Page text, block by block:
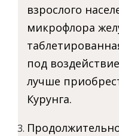
взрослого
микрофлора
под
лучше
Курунга.